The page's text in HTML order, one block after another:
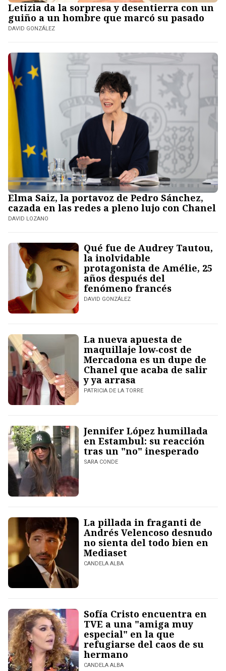
Letizia da la sorpresa y desentierra con un
guiño a un hombre que marcó su pasado
DAVID GONZÁLEZ
Elma Saiz, la portavoz de Pedro Sánchez,
cazada en las redes a pleno lujo con Chanel
DAVID LOZANO
Qué fue de Audrey Tautou,
la inolvidable
protagonista de Amélie, 25
años después del
fenómeno francés
DAVID GONZÁLEZ
La nueva apuesta de
maquillaje low‑cost de
Mercadona es un dupe de
Chanel que acaba de salir
y ya arrasa
PATRICIA DE LA TORRE
Jennifer López humillada
en Estambul: su reacción
tras un "no" inesperado
SARA CONDE
La pillada in fraganti de
Andrés Velencoso desnudo
no sienta del todo bien en
Mediaset
CANDELA ALBA
Sofía Cristo encuentra en
TVE a una "amiga muy
especial" en la que
refugiarse del caos de su
hermano
CANDELA ALBA